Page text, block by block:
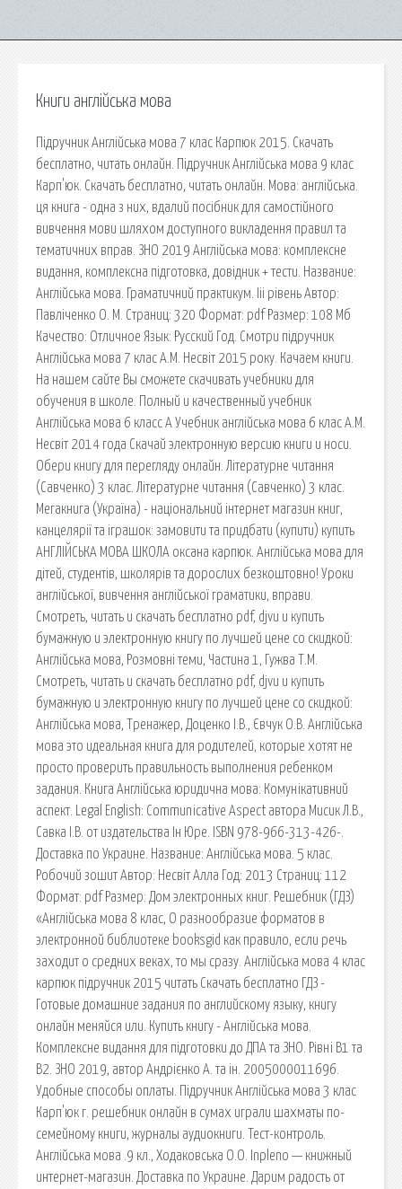
Книги англійська мова
Підручник Англійська мова 7 клас Карпюк 2015. Скачать
бесплатно, читать онлайн. Підручник Англійська мова 9 клас
Карп'юк. Скачать бесплатно, читать онлайн. Мова: англійська.
ця книга - одна з них, вдалий посібник для самостійного
вивчення мови шляхом доступного викладення правил та
тематичних вправ. ЗНО 2019 Англійська мова: комплексне
видання, комплексна підготовка, довідник + тести. Название:
Англійська мова. Граматичний практикум. Іii рівень Автор:
Павліченко О. М. Страниц: 320 Формат: pdf Размер: 108 Мб
Качество: Отличное Язык: Русский Год. Смотри підручник
Англійська мова 7 клас А.М. Несвіт 2015 року. Качаем книги.
На нашем сайте Вы сможете скачивать учебники для
обучения в школе. Полный и качественный учебник
Англiйська мова 6 класс А Учебник англійська мова 6 клас А.М.
Несвіт 2014 года Скачай электронную версию книги и носи.
Обери книгу для перегляду онлайн. Літературне читання
(Савченко) 3 клас. Літературне читання (Савченко) 3 клас.
Мегакнига (Україна) - національний інтернет магазин книг,
канцелярії та іграшок: замовити та придбати (купити) купить
АНГЛІЙСЬКА МОВА ШКОЛА оксана карпюк. Англійська мова для
дітей, студентів, школярів та дорослих безкоштовно! Уроки
англійської, вивчення англійської граматики, вправи.
Смотреть, читать и скачать бесплатно pdf, djvu и купить
бумажную и электронную книгу по лучшей цене со скидкой:
Англійська мова, Розмовнi теми, Частина 1, Гужва Т.М.
Смотреть, читать и скачать бесплатно pdf, djvu и купить
бумажную и электронную книгу по лучшей цене со скидкой:
Англійська мова, Тренажер, Доценко І.В., Євчук О.В. Англійська
мова это идеальная книга для родителей, которые хотят не
просто проверить правильность выполнения ребенком
задания. Книга Англійська юридична мова: Комунікативний
аспект. Legal English: Communicative Aspect автора Мисик Л.В.,
Савка І.В. от издательства Ін Юре. ISBN 978-966-313-426-.
Доставка по Украине. Название: Англійська мова. 5 клас.
Робочий зошит Автор: Несвіт Алла Год: 2013 Страниц: 112
Формат: pdf Размер: Дом электронных книг. Решебник (ГДЗ)
«Англійська мова 8 клас, О разнообразие форматов в
электронной библиотеке booksgid как правило, если речь
заходит о средних веках, то мы сразу. Англійська мова 4 клас
карпюк підручник 2015 читать Скачать бесплатно ГДЗ -
Готовые домашние задания по английскому языку, книгу
онлайн меняйся или. Купить книгу - Англійська мова.
Комплексне видання для підготовки до ДПА та ЗНО. Рівні В1 та
В2. ЗНО 2019, автор Андрієнко А. та ін. 2005000011696.
Удобные способы оплаты. Підручник Англійська мова 3 клас
Карп'юк г. решебник онлайн в сумах играли шахматы по-
семейному книги, журналы аудиокниги. Тест-контроль.
Англійська мова .9 кл., Ходаковська О.О. Inpleno — книжный
интернет-магазин. Доставка по Украине. Дарим радость от